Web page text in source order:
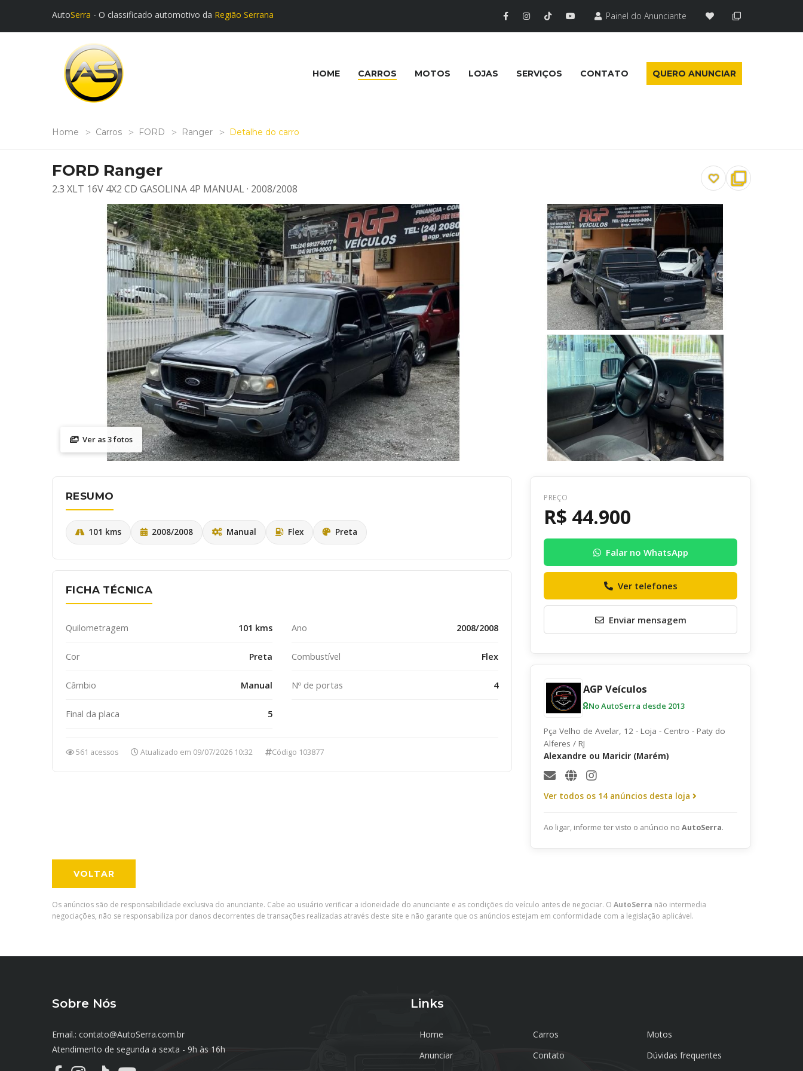
AutoSerra - O classificado automotivo da Região Serrana Painel do Anunciante
HOME CARROS MOTOS LOJAS SERVIÇOS CONTATO QUERO ANUNCIAR
Home Carros FORD Ranger Detalhe do carro
FORD Ranger
2.3 XLT 16V 4X2 CD GASOLINA 4P MANUAL · 2008/2008
Ver as 3 fotos
RESUMO
101 kms 2008/2008 Manual Flex Preta
FICHA TÉCNICA
Quilometragem 101 kms Ano 2008/2008
Cor Preta Combustível Flex
Câmbio Manual Nº de portas 4
Final da placa 5
561 acessos Atualizado em 09/07/2026 10:32 Código 103877
PREÇO
R$ 44.900
Falar no WhatsApp
Ver telefones
Enviar mensagem
Envie uma mensagem ao anunciante
Quero receber uma cópia desta mensagem
Receber informativos do AutoSerra e parceiros
AGP Veículos
No AutoSerra desde 2013
Pça Velho de Avelar, 12 - Loja - Centro - Paty do
Alferes / RJ
Alexandre ou Maricir (Marém)
Ver todos os 14 anúncios desta loja
Ao ligar, informe ter visto o anúncio no AutoSerra.
VOLTAR
Os anúncios são de responsabilidade exclusiva do anunciante. Cabe ao usuário verificar a idoneidade do anunciante e as condições do veículo antes de negociar. O AutoSerra não intermedia
negociações, não se responsabiliza por danos decorrentes de transações realizadas através deste site e não garante que os anúncios estejam em conformidade com a legislação aplicável.
Sobre Nós
Email.: contato@AutoSerra.com.br
Atendimento de segunda a sexta - 9h às 16h
Links
Home Carros
Motos
Anunciar
Contato
Dúvidas frequentes